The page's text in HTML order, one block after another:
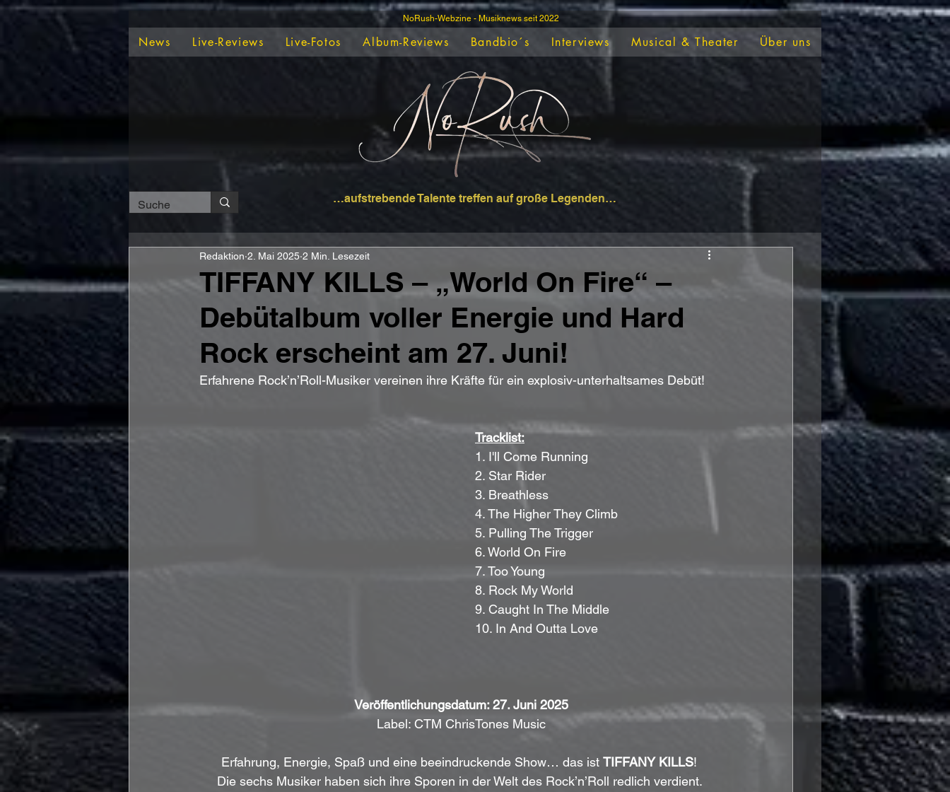
NoRush-Webzine - Musiknews seit 2022
News Live-Reviews Live-Fotos Album-Reviews Bandbio´s Interviews Musical & Theater Über uns
…aufstrebende Talente treffen auf große Legenden…
TIFFANY KILLS – „World On Fire“ –
Debütalbum voller Energie und Hard
Rock erscheint am 27. Juni!
Redaktion 2. Mai 2025 2 Min. Lesezeit
Erfahrene Rock’n’Roll-Musiker vereinen ihre Kräfte für ein explosiv-unterhaltsames Debüt!
Tracklist:
1. I'll Come Running
2. Star Rider
3. Breathless
4. The Higher They Climb
5. Pulling The Trigger
6. World On Fire
7. Too Young
8. Rock My World
9. Caught In The Middle
10. In And Outta Love
Veröffentlichungsdatum: 27. Juni 2025
Label: CTM ChrisTones Music
Erfahrung, Energie, Spaß und eine beeindruckende Show… das ist TIFFANY KILLS!
Die sechs Musiker haben sich ihre Sporen in der Welt des Rock’n’Roll redlich verdient.